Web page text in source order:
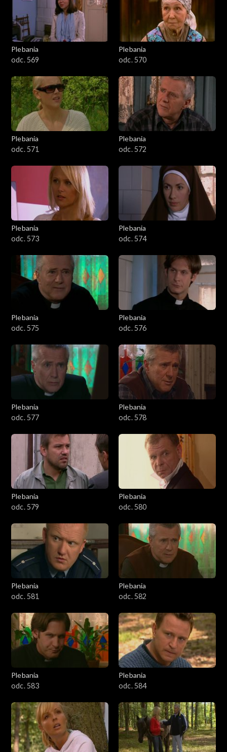
Plebania
odc. 569
Plebania
odc. 570
Plebania
odc. 571
Plebania
odc. 572
Plebania
odc. 573
Plebania
odc. 574
Plebania
odc. 575
Plebania
odc. 576
Plebania
odc. 577
Plebania
odc. 578
Plebania
odc. 579
Plebania
odc. 580
Plebania
odc. 581
Plebania
odc. 582
Plebania
odc. 583
Plebania
odc. 584